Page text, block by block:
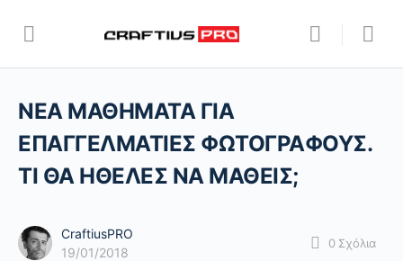
ΝΕΑ ΜΑΘΗΜΑΤΑ ΓΙΑ
ΕΠΑΓΓΕΛΜΑΤΙΕΣ ΦΩΤΟΓΡΑΦΟΥΣ.
ΤΙ ΘΑ ΗΘΕΛΕΣ ΝΑ ΜΑΘΕΙΣ;
CraftiusPRO
19/01/2018
0 Σχόλια